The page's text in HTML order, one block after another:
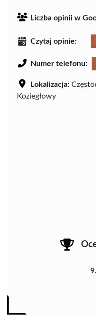
Liczba opinii w
Czytaj opinie:
Numer telefonu:
Lokalizacja:
Koziegłowy